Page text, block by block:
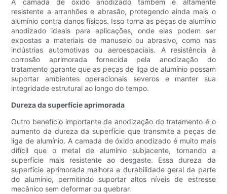
A camada de óxido anodizado também é altamente
resistente a arranhões e abrasão, protegendo ainda mais o
alumínio contra danos físicos. Isso torna as peças de alumínio
anodizado ideais para aplicações, onde elas podem ser
expostas a materiais de manuseio ou abrasivo, como nas
indústrias automotivas ou aeroespaciais. A resistência à
corrosão aprimorada fornecida pela anodização do
tratamento garante que as peças de liga de alumínio possam
suportar ambientes operacionais severos e manter sua
integridade estrutural ao longo do tempo.
Dureza da superfície aprimorada
Outro benefício importante da anodização do tratamento é o
aumento da dureza da superfície que transmite a peças de
liga de alumínio. A camada de óxido anodizado é muito mais
difícil que o metal de alumínio subjacente, tornando a
superfície mais resistente ao desgaste. Essa dureza da
superfície aprimorada melhora a durabilidade geral da parte
do alumínio, permitindo suportar altos níveis de estresse
mecânico sem deformar ou quebrar.